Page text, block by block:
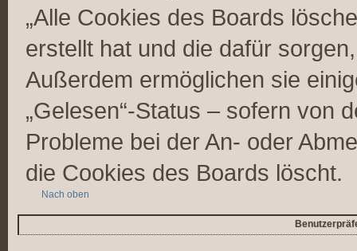
„Alle Cookies des Boards
erstellt hat und die dafür
Außerdem ermöglichen sie
„Gelesen“-Status – sofern von
Probleme bei der An- oder
die Cookies des Boards löscht.
Nach oben